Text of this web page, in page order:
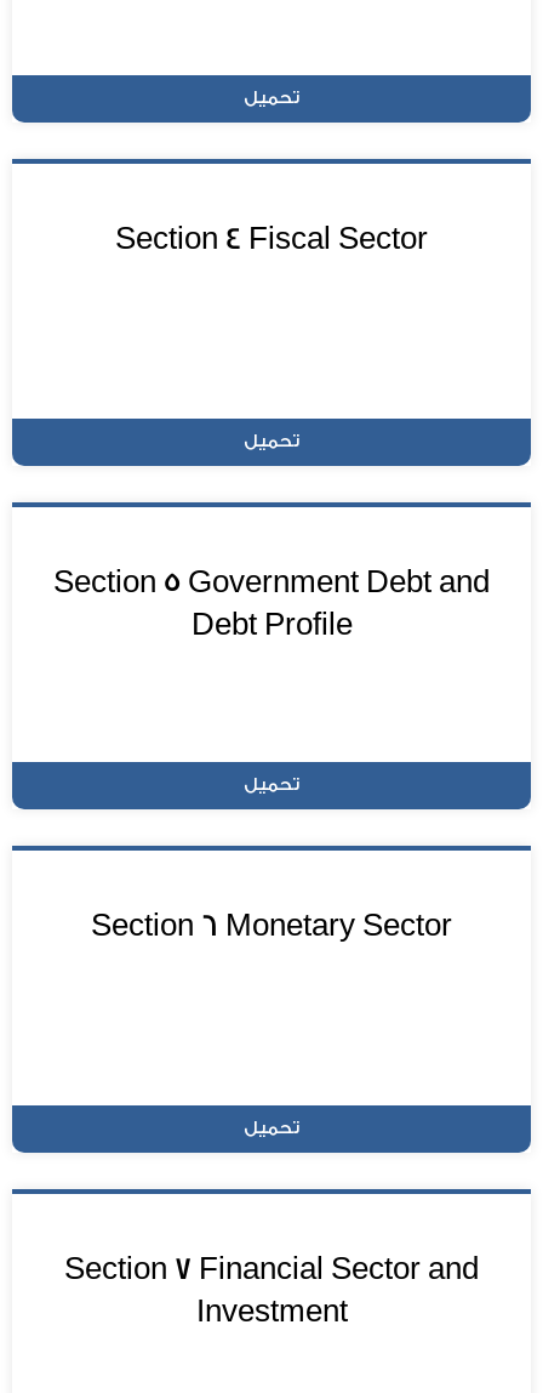
تحميل
Section 4 Fiscal Sector
تحميل
Section 5 Government Debt and
Debt Profile
تحميل
Section 6 Monetary Sector
تحميل
Section 7 Financial Sector and
Investment